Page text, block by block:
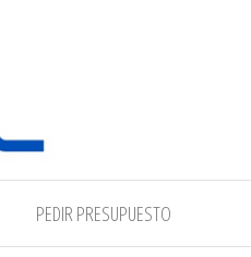
PEDIR PRESUPUESTO